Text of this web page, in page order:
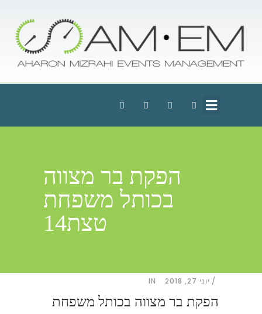
הפקת בר מצווה
בכותל משפחת
טצת14
יוני 27, 2018 IN
הפקת בר מצווה בכותל משפחת